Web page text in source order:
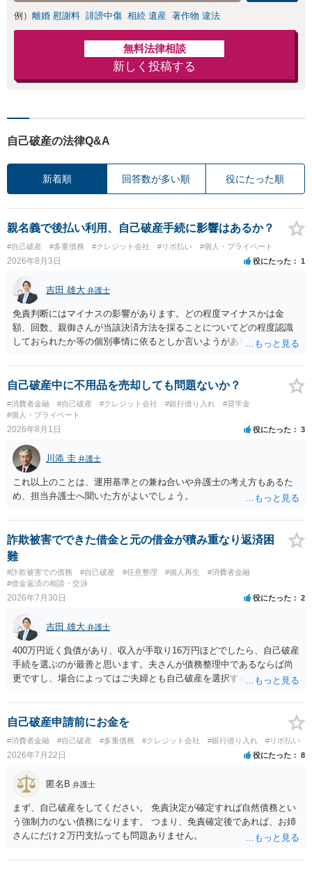
例） 離婚 慰謝料 誹謗中傷 相続 遺産 著作物 違法
無料法律相談
新しく投稿する
自己破産の法律Q&A
新着順 回答数が多い順 役にたった順
親名義で後払い利用、自己破産手続に影響はあるか？
#自己破産 #多重債務 #クレジット会社 #リボ払い #個人・プライベート
2026年8月3日 役にたった 1
吉田 雄大 弁護士
免責判断にはマイナスの影響があります。どの程度マイナスかは金
額、回数、親御さんが当該決済方法を採ることについてどの程度認識
しておられたか等の個別事情に依るとしか言いようがありません。 と
なって相談し、善後策を考えることをお勧めします。
自己破産中に不用品を売却しても問題ないか？
#消費者金融 #自己破産 #クレジット会社 #銀行借り入れ
#奨学金
#個人・プライベート
2026年8月1日 役にたった 3
川添 圭 弁護士
これ以上のことは、運用基準との兼ね合いや弁護士の考え方もあるた
め、担当弁護士へ聞いた方がよいでしょう。
詐欺被害でできた借金と元の借金が積み重なり返済困
難
#詐欺被害での債務 #自己破産 #任意整理 #個人再生
#消費者金融
#借金返済の相談・交渉
2026年7月30日 役にたった 2
吉田 雄大 弁護士
400万円近く負債があり、収入が手取り16万円ほどでしたら、自己破産
手続を選ぶのが最善と思います。夫さんが債務整理中であるならば尚
更ですし、場合によってはご夫婦とも自己破産を選択する方法もある
自己破産申請前にお金を
#消費者金融 #自己破産 #多重債務 #クレジット会社 #銀行借り入れ #リボ払い
2026年7月22日 役にたった 8
匿名B 弁護士
まず、自己破産をしてください。 免責決定が確定すれば自然債務とい
う強制力のない債務になります。 つまり、免責確定後であれば、お姉
さんにだけ２万円支払っても問題ありません。